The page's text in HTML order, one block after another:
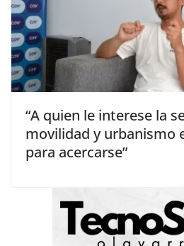
“A quien le interese la
movilidad y urbanismo
para acercarse”